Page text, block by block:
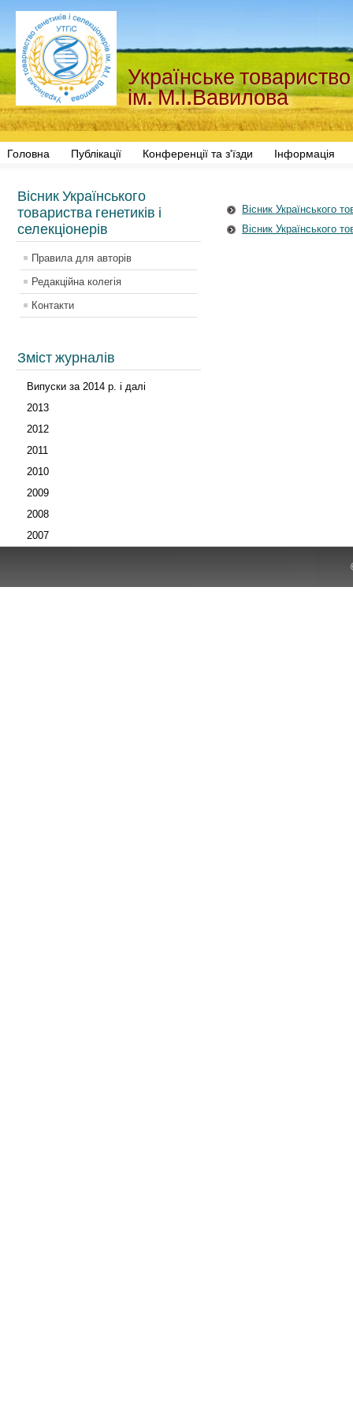
Українське товариство
ім. М.І.Вавилова
Головна Публікації Конференції та з'їзди Інформація
Вісник Українського
товариства генетиків і
селекціонерів
Правила для авторів
Редакційна колегія
Контакти
Зміст журналів
Випуски за 2014 р. і далі
2013
2012
2011
2010
2009
2008
2007
Вісник Українського
Вісник Українського